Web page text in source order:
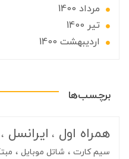
مرداد 1400
تير 1400
ارديبهشت 1400
برچسب‌ها
همراه اول ایرانسل
سیم کارت
شاتل موبایل